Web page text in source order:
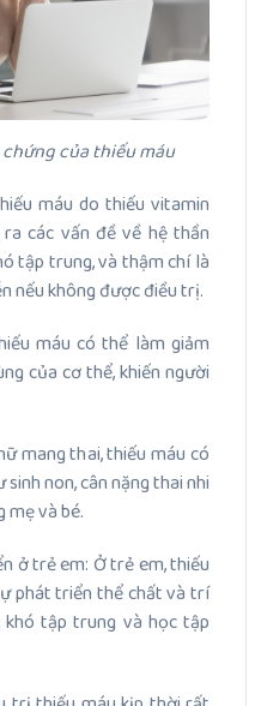
của thiếu máu
máu do thiếu vitamin
các vấn đề về hệ thần
tập trung, và thậm chí là
nếu không được điều trị.
máu có thể làm giảm
của cơ thể, khiến người
mang thai, thiếu máu có
non, cân nặng thai nhi
mẹ và bé.
ở trẻ em: Ở trẻ em, thiếu
phát triển thể chất và trí
tập trung và học tập